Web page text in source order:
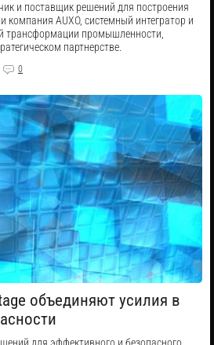
и поставщик решений для построения
компания AUXO, системный интегратор и
трансформации промышленности,
партнерстве.
0
объединяют усилия в